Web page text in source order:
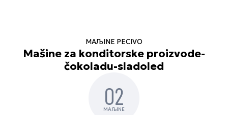
MAЉINE PECIVO
Mašine za konditorske proizvode-
čokoladu-sladoled
02
MAЉINE